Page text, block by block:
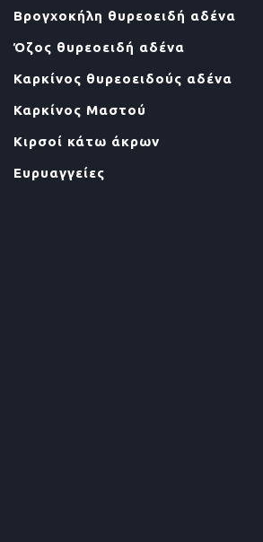
Βρογχοκήλη θυρεοειδή αδένα
Όζος θυρεοειδή αδένα
Καρκίνος θυρεοειδούς αδένα
Καρκίνος Μαστού
Κιρσοί κάτω άκρων
Ευρυαγγείες